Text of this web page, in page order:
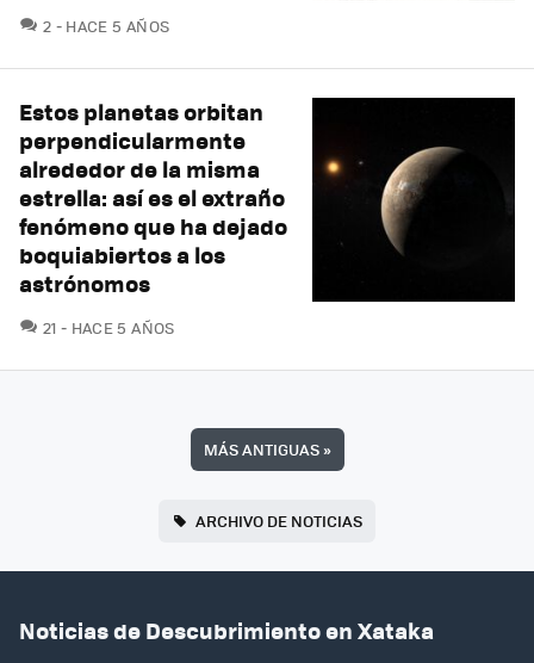
2 COMENTARIOS
HACE 5 AÑOS
Estos planetas orbitan
perpendicularmente
alrededor de la misma
estrella: así es el extraño
fenómeno que ha dejado
boquiabiertos a los
astrónomos
21 COMENTARIOS
HACE 5 AÑOS
MÁS ANTIGUAS»
ARCHIVO DE NOTICIAS
Noticias de Descubrimiento en Xataka